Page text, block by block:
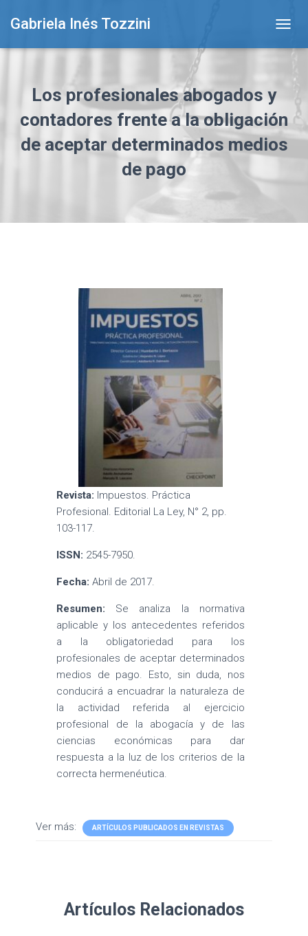
Gabriela Inés Tozzini
O
A
V
I
Los profesionales abogados y
contadores frente a la obligación
de aceptar determinados medios
de pago
Revista: Impuestos. Práctica
Profesional. Editorial La Ley, N° 2, pp.
103-117.
ISSN: 2545-7950.
Fecha: Abril de 2017.
Resumen: Se analiza la normativa
aplicable y los antecedentes referidos
a la obligatoriedad para los
profesionales de aceptar determinados
medios de pago. Esto, sin duda, nos
conducirá a encuadrar la naturaleza de
la actividad referida al ejercicio
profesional de la abogacía y de las
ciencias económicas para dar
respuesta a la luz de los criterios de la
correcta hermenéutica.
Ver más: ARTÍCULOS PUBLICADOS EN REVISTAS
Artículos Relacionados